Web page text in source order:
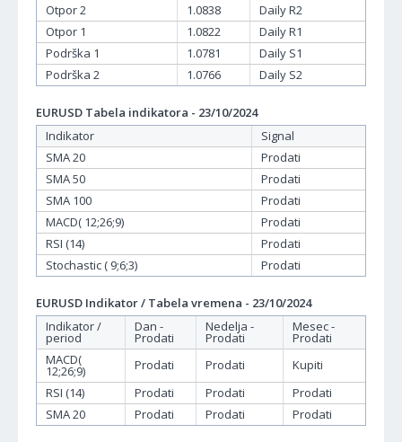
Otpor 2
1.0838
Daily R2
Otpor 1
1.0822
Daily R1
Podrška 1
1.0781
Daily S1
Podrška 2
1.0766 Daily S2
EURUSD Tabela indikatora - 23/10/2024
Indikator
Signal
SMA 20
Prodati
SMA 50
Prodati
SMA 100
Prodati
MACD( 12;26;9)
Prodati
RSI (14)
Prodati
Stochastic ( 9;6;3)
Prodati
EURUSD Indikator / Tabela vremena - 23/10/2024
Indikator /
period
Dan -
Prodati
Nedelja -
Prodati
Mesec -
Prodati
MACD(
12;26;9) Prodati Prodati
Kupiti
RSI (14)
Prodati Prodati
Prodati
SMA 20
Prodati Prodati Prodati